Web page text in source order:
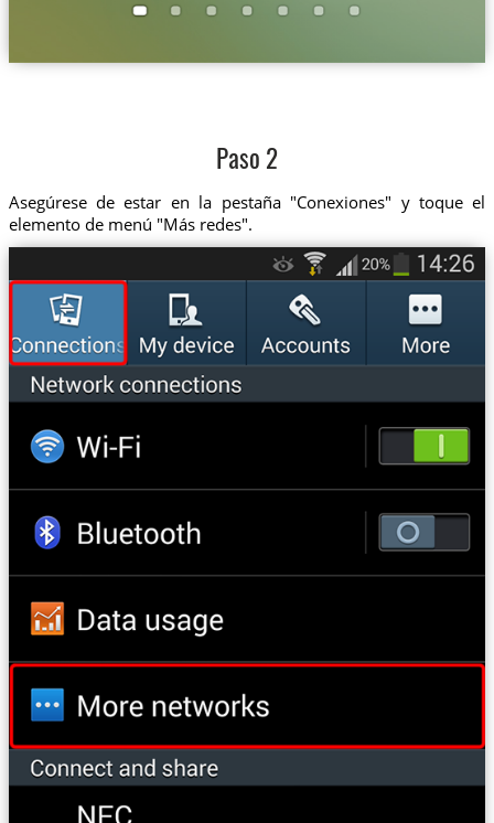
Paso 2
Asegúrese de estar en la pestaña "Conexiones" y toque el
elemento de menú "Más redes".